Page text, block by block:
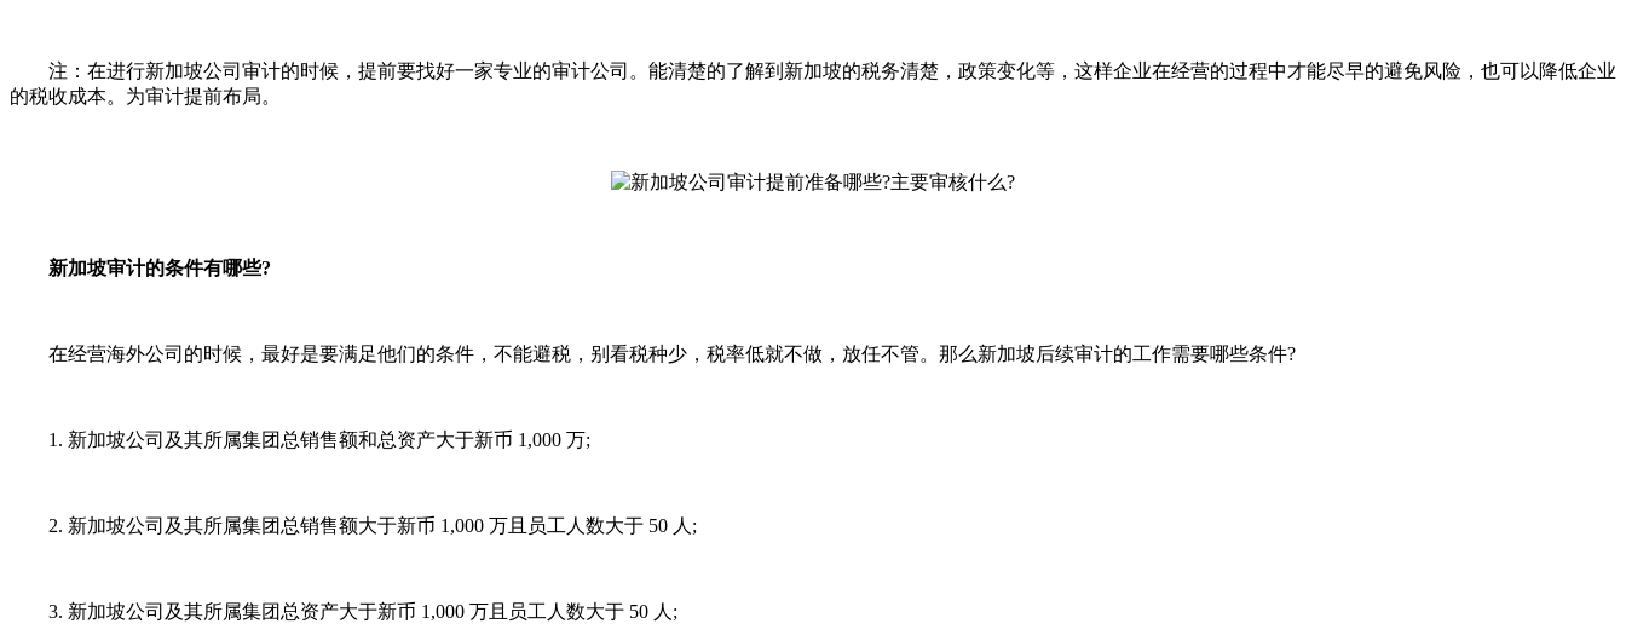
注：在进行新加坡公司审计的时候，提前要找好一家专业的审计公司。能清楚的了解到新加坡的税务清楚，政策变化等，这样企业在经营的过程中才能尽早的避免风险，也可以降低企业
的税收成本。为审计提前布局。
新加坡审计的条件有哪些?
在经营海外公司的时候，最好是要满足他们的条件，不能避税，别看税种少，税率低就不做，放任不管。那么新加坡后续审计的工作需要哪些条件?
1. 新加坡公司及其所属集团总销售额和总资产大于新币 1,000 万;
2. 新加坡公司及其所属集团总销售额大于新币 1,000 万且员工人数大于 50 人;
3. 新加坡公司及其所属集团总资产大于新币 1,000 万且员工人数大于 50 人;